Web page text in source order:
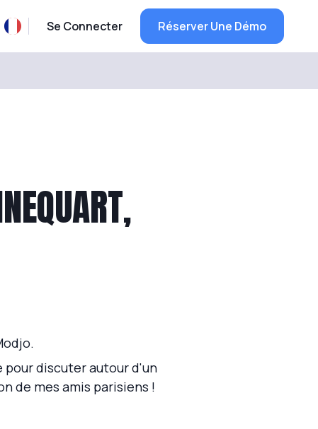
Se Connecter Réserver Une Démo
discuter autour d'un
de mes amis parisiens !